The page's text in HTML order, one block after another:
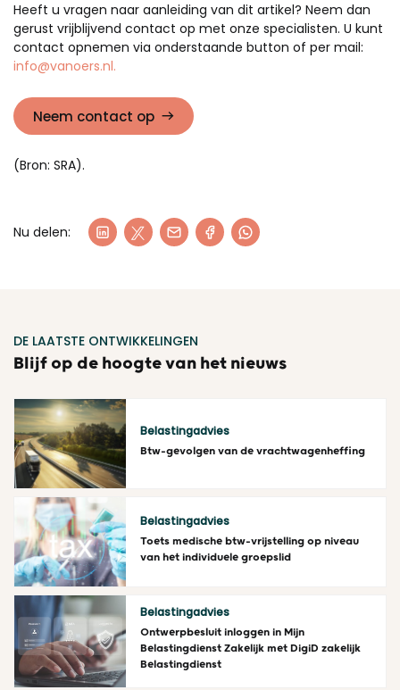
Heeft u vragen naar aanleiding van dit artikel? Neem dan
gerust vrijblijvend contact op met onze specialisten. U kunt
contact opnemen via onderstaande button of per mail:
info@vanoers.nl.
Neem contact op
(Bron: SRA).
Nu delen:
DE LAATSTE ONTWIKKELINGEN
Blijf op de hoogte van het nieuws
Lees meer
Belastingadvies
Btw-gevolgen van de vrachtwagenheffing
Lees meer
Belastingadvies
Toets medische btw-vrijstelling op niveau
van het individuele groepslid
Belastingadvies
Ontwerpbesluit inloggen in Mijn
Belastingdienst Zakelijk met DigiD zakelijk
Belastingdienst